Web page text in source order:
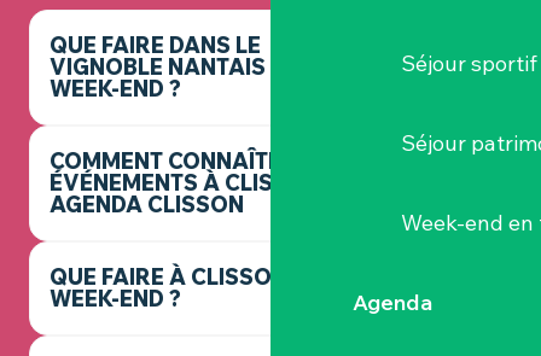
Séjour sportif
Séjour
Week-end
Agenda
QUE FAIRE DANS LE
VIGNOBLE NANTAIS CE
WEEK-END ?
COMMENT CONNAÎTRE LES
ÉVÉNEMENTS À CLISSON ? -
AGENDA CLISSON
QUE FAIRE À CLISSON CE
WEEK-END ?